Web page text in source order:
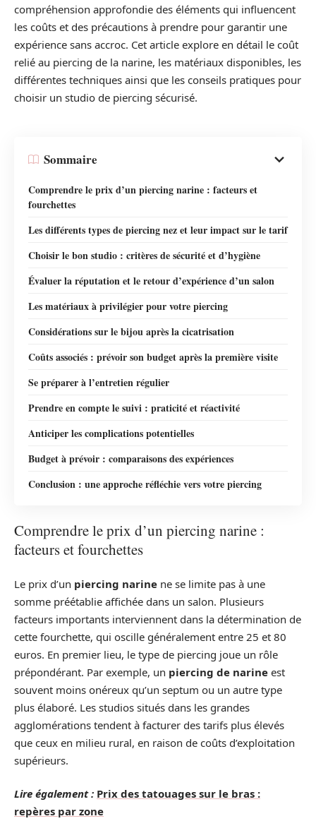
compréhension approfondie des éléments qui influencent
les coûts et des précautions à prendre pour garantir une
expérience sans accroc. Cet article explore en détail le coût
relié au piercing de la narine, les matériaux disponibles, les
différentes techniques ainsi que les conseils pratiques pour
choisir un studio de piercing sécurisé.
Sommaire
Comprendre le prix d’un piercing narine : facteurs et
fourchettes
Les différents types de piercing nez et leur impact sur le tarif
Choisir le bon studio : critères de sécurité et d’hygiène
Évaluer la réputation et le retour d’expérience d’un salon
Les matériaux à privilégier pour votre piercing
Considérations sur le bijou après la cicatrisation
Coûts associés : prévoir son budget après la première visite
Se préparer à l’entretien régulier
Prendre en compte le suivi : praticité et réactivité
Anticiper les complications potentielles
Budget à prévoir : comparaisons des expériences
Conclusion : une approche réfléchie vers votre piercing
Comprendre le prix d’un piercing narine :
facteurs et fourchettes
Le prix d’un piercing narine ne se limite pas à une
somme préétablie affichée dans un salon. Plusieurs
facteurs importants interviennent dans la détermination de
cette fourchette, qui oscille généralement entre 25 et 80
euros. En premier lieu, le type de piercing joue un rôle
prépondérant. Par exemple, un piercing de narine est
souvent moins onéreux qu’un septum ou un autre type
plus élaboré. Les studios situés dans les grandes
agglomérations tendent à facturer des tarifs plus élevés
que ceux en milieu rural, en raison de coûts d’exploitation
supérieurs.
Lire également : Prix des tatouages sur le bras :
repères par zone